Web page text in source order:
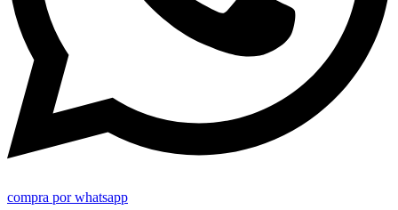
compra por whatsapp